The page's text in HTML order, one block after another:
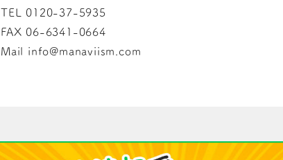
TEL 0120-37-5935
FAX 06-6341-0664
Mail info@manaviism.com